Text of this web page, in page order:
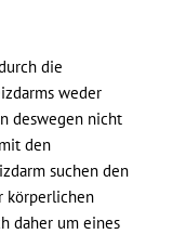
die
weder
deswegen nicht
den
suchen den
körperlichen
daher um eines